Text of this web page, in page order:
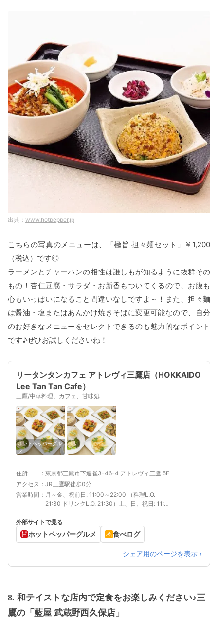
www.hotpepper.jp
こちらの写真のメニューは、「極旨 担々麺セット」￥1,200
（税込）です◎
ラーメンとチャーハンの相性は誰しもが知るように抜群その
もの！杏仁豆腐・サラダ・お新香もついてくるので、お腹も
心もいっぱいになること間違いなしですよ～！また、担々麺
は醤油・塩またはあんかけ焼きそばに変更可能なので、自分
のお好きなメニューをセレクトできるのも魅力的なポイント
です♪ぜひお試しくださいね！
リータンタンカフェ アトレヴィ三鷹店（HOKKAIDO
Lee Tan Tan Cafe）
三鷹/中華料理、カフェ、甘味処
ホットペッパーグル
メ
住所
東京都三鷹市下連雀3-46-4 アトレヴィ三鷹 5F
アクセス
JR三鷹駅徒歩0分
営業時間
月～金、祝前日: 11:00～22:00 （料理L.O.
21:30 ドリンクL.O. 21:30）土、日、祝日: 11:00
20:30）
外部サイトで見る
ホットペッパーグルメ 食べログ
シェア用のページを表示 ›
8. 和テイストな店内で定食をお楽しみください♪三
鷹の「藍屋 武蔵野西久保店」